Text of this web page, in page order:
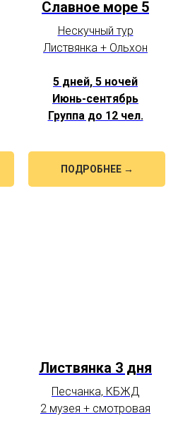
Славное море 5
Нескучный тур
Листвянка + Ольхон
5 дней, 5 ночей
Июнь-сентябрь
Группа до 12 чел.
ПОДРОБНЕЕ →
Листвянка 3 дня
Песчанка, КБЖД
2 музея + смотровая